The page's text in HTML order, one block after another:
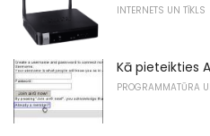
INTERNETS UN TĪKLS
Kā pieteikties
PROGRAMMATŪRA